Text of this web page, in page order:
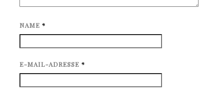
NAME *
E-MAIL-ADRESSE *